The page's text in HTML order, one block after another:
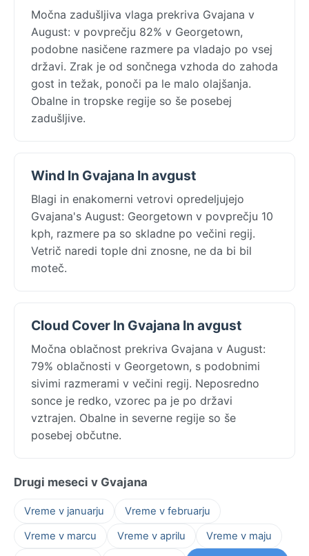
Močna zadušljiva vlaga prekriva Gvajana v
August: v povprečju 82% v Georgetown,
podobne nasičene razmere pa vladajo po vsej
državi. Zrak je od sončnega vzhoda do zahoda
gost in težak, ponoči pa le malo olajšanja.
Obalne in tropske regije so še posebej
zadušljive.
Wind In Gvajana In avgust
Blagi in enakomerni vetrovi opredeljujejo
Gvajana's August: Georgetown v povprečju 10
kph, razmere pa so skladne po večini regij.
Vetrič naredi tople dni znosne, ne da bi bil
moteč.
Cloud Cover In Gvajana In avgust
Močna oblačnost prekriva Gvajana v August:
79% oblačnosti v Georgetown, s podobnimi
sivimi razmerami v večini regij. Neposredno
sonce je redko, vzorec pa je po državi
vztrajen. Obalne in severne regije so še
posebej občutne.
Drugi meseci v Gvajana
Vreme v januarju
Vreme v februarju
Vreme v marcu
Vreme v aprilu
Vreme v maju